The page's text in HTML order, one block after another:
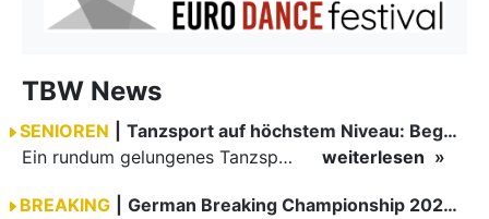
TBW News
SENIOREN
Tanzsport auf höchstem Niveau: Begeisterung bei den Turnieren in…
Ein rundum gelungenes Tanzsport-Wochenende liegt hinter den Paaren und Organisatoren in Enzklösterle. Am 1. und 2. August 2026 verwandelte sich die Festhalle wieder in einen lebendigen Mittelpunkt des…
weiterlesen
BREAKING
German Breaking Championship 2026 in Hannover